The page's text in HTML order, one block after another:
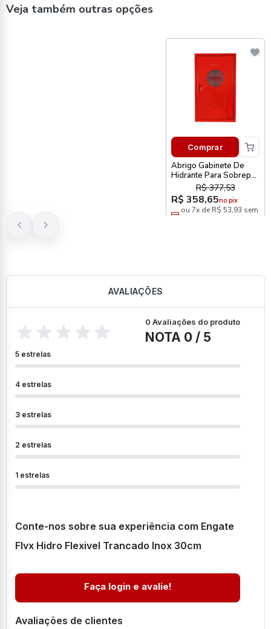
Veja também outras opções
Comprar
Abrigo Gabinete De
Hidrante Para Sobrepor
75 X 45 X 17cm
Metalcasty
R$ 377,53
R$ 358,65no pix
ou 7x de R$ 53,93 sem
AVALIAÇÕES
0 Avaliações do produto
NOTA 0 / 5
5 estrelas
4 estrelas
3 estrelas
2 estrelas
1 estrelas
Conte-nos sobre sua experiência com Engate
Flvx Hidro Flexivel Trancado Inox 30cm
Faça login e avalie!
Avaliações de clientes